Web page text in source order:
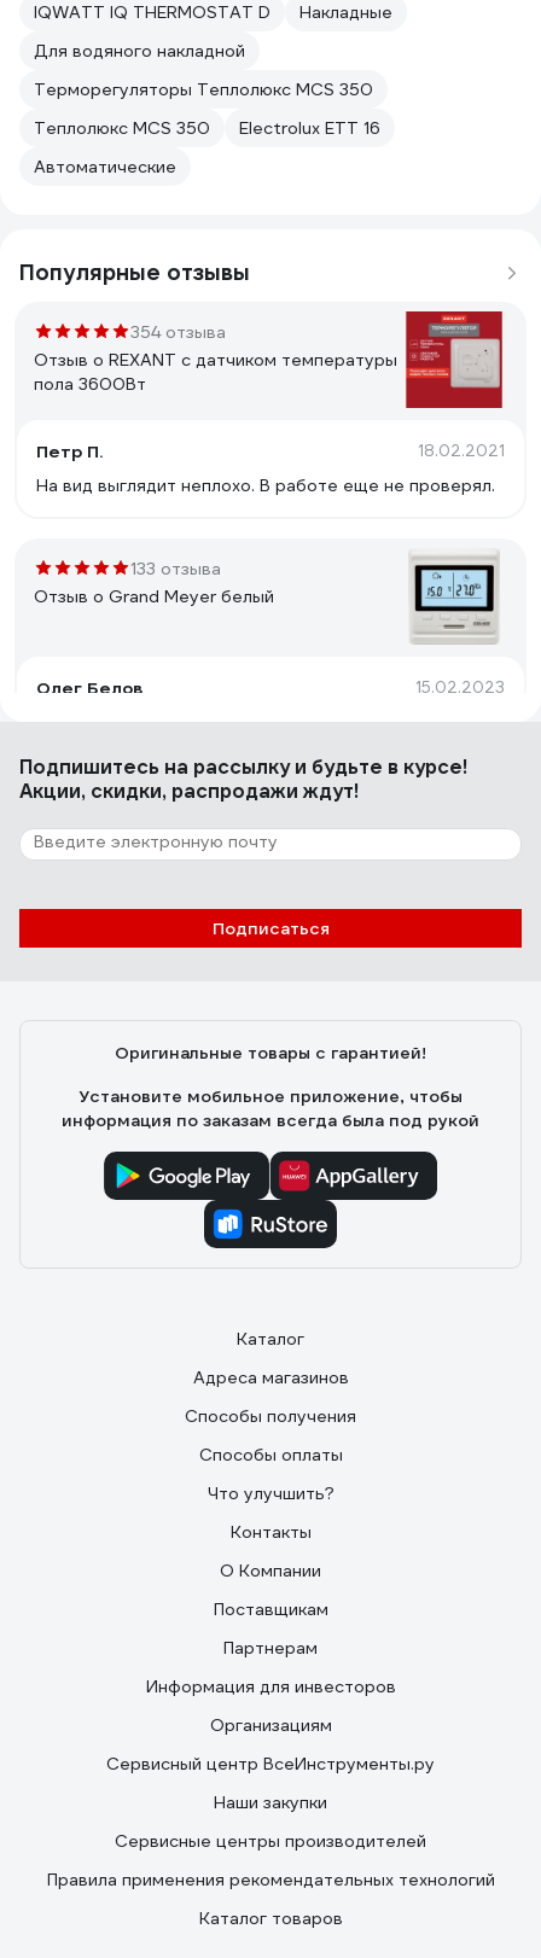
IQWATT IQ THERMOSTAT D
Накладные
Для водяного накладной
Терморегуляторы Теплолюкс MCS 350
Теплолюкс MCS 350
Electrolux ETT 16
Автоматические
Популярные отзывы
354 отзыва
Отзыв о REXANT с датчиком температуры
пола 3600Вт
Петр П. 18.02.2021
На вид выглядит неплохо. В работе еще не проверял.
133 отзыва
Отзыв о Grand Meyer белый
Олег Белов 15.02.2023
Два датчика температуры.
33 отзыва
Отзыв о TERABIT 220 В, 1500 Вт
Подпишитесь на рассылкуи будьте в курсе!
Акции, скидки, распродажи ждут!
Подписаться
Оригинальные товары с гарантией!
Установите мобильное приложение, чтобы
информация по заказам всегда была под рукой
Каталог
Адреса магазинов
Способы получения
Способы оплаты
Что улучшить?
Контакты
О Компании
Поставщикам
Партнерам
Информация для инвесторов
Организациям
Сервисный центр ВсеИнструменты.ру
Наши закупки
Сервисные центры производителей
Правила применения рекомендательных технологий
Каталог товаров